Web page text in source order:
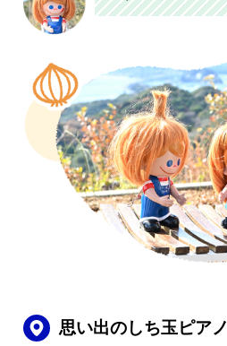
思い出のしち玉ピアノ